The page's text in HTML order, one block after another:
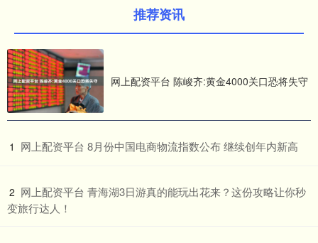
推荐资讯
网上配资平台 陈峻齐:黄金4000关口恐将失守
1 ​网上配资平台 8月份中国电商物流指数公布 继续创年内新高
2 ​网上配资平台 青海湖3日游真的能玩出花来？这份攻略让你秒
变旅行达人！